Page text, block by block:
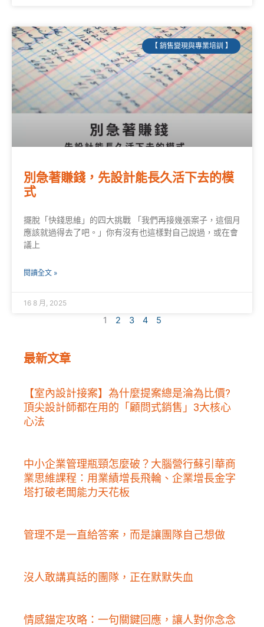
【 銷售變現與專業培訓 】
別急著賺錢，先設計能長久活下去的模
式
擺脫「快錢思維」的四大挑戰 「我們再接幾張案子，這個月
應該就過得去了吧。」你有沒有也這樣對自己說過，或在會
議上
閱讀全文 »
16 8 月, 2025
1 2 3 4 5
最新文章
【室內設計接案】為什麼提案總是淪為比價?
頂尖設計師都在用的「顧問式銷售」3大核心
心法
中小企業管理瓶頸怎麼破？大腦營行蘇引華商
業思維課程：用業績增長飛輪、企業增長金字
塔打破老闆能力天花板
管理不是一直給答案，而是讓團隊自己想做
沒人敢講真話的團隊，正在默默失血
情感錨定攻略：一句關鍵回應，讓人對你念念